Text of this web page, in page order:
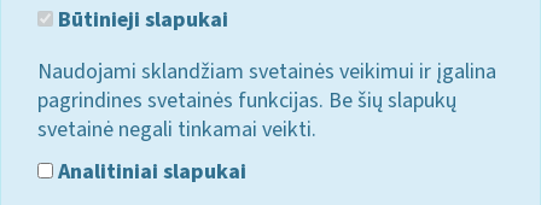
Būtinieji slapukai
Naudojami sklandžiam svetainės veikimui ir įgalina
pagrindines svetainės funkcijas. Be šių slapukų
svetainė negali tinkamai veikti.
Analitiniai slapukai